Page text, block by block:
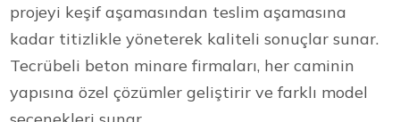
projeyi keşif aşamasından teslim aşamasına
kadar titizlikle yöneterek kaliteli sonuçlar sunar.
Tecrübeli beton minare firmaları, her caminin
yapısına özel çözümler geliştirir ve farklı model